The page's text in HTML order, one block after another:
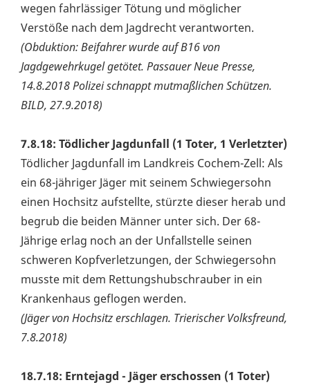
wegen fahrlässiger Tötung und möglicher
Verstöße nach dem Jagdrecht verantworten.
(Obduktion: Beifahrer wurde auf B16 von
Jagdgewehrkugel getötet. Passauer Neue Presse,
14.8.2018 Polizei schnappt mutmaßlichen Schützen.
BILD, 27.9.2018)
7.8.18: Tödlicher Jagdunfall (1 Toter, 1 Verletzter)
Tödlicher Jagdunfall im Landkreis Cochem-Zell: Als
ein 68-jähriger Jäger mit seinem Schwiegersohn
einen Hochsitz aufstellte, stürzte dieser herab und
begrub die beiden Männer unter sich. Der 68-
Jährige erlag noch an der Unfallstelle seinen
schweren Kopfverletzungen, der Schwiegersohn
musste mit dem Rettungshubschrauber in ein
Krankenhaus geflogen werden.
(Jäger von Hochsitz erschlagen. Trierischer Volksfreund,
7.8.2018)
18.7.18: Erntejagd - Jäger erschossen (1 Toter)